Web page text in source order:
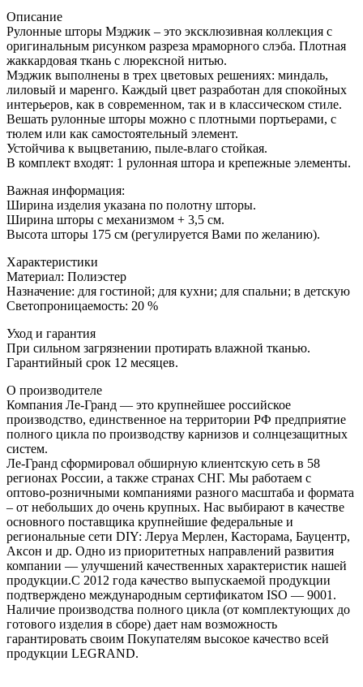
Описание
Рулонные шторы Мэджик – это эксклюзивная коллекция с
оригинальным рисунком разреза мраморного слэба. Плотная
жаккардовая ткань с люрексной нитью.
Мэджик выполнены в трех цветовых решениях: миндаль,
лиловый и маренго. Каждый цвет разработан для спокойных
интерьеров, как в современном, так и в классическом стиле.
Вешать рулонные шторы можно с плотными портьерами, с
тюлем или как самостоятельный элемент.
Устойчива к выцветанию, пыле-влаго стойкая.
В комплект входят: 1 рулонная штора и крепежные элементы.
Важная информация:
Ширина изделия указана по полотну шторы.
Ширина шторы с механизмом + 3,5 см.
Высота шторы 175 см (регулируется Вами по желанию).
Характеристики
Материал: Полиэстер
Назначение: для гостиной; для кухни; для спальни; в детскую
Светопроницаемость: 20 %
Уход и гарантия
При сильном загрязнении протирать влажной тканью.
Гарантийный срок 12 месяцев.
О производителе
Компания Ле-Гранд — это крупнейшее российское
производство, единственное на территории РФ предприятие
полного цикла по производству карнизов и солнцезащитных
систем.
Ле-Гранд сформировал обширную клиентскую сеть в 58
регионах России, а также странах СНГ. Мы работаем с
оптово-розничными компаниями разного масштаба и формата
– от небольших до очень крупных. Нас выбирают в качестве
основного поставщика крупнейшие федеральные и
региональные сети DIY: Леруа Мерлен, Касторама, Бауцентр,
Аксон и др. Одно из приоритетных направлений развития
компании — улучшений качественных характеристик нашей
продукции.С 2012 года качество выпускаемой продукции
подтверждено международным сертификатом ISO — 9001.
Наличие производства полного цикла (от комплектующих до
готового изделия в сборе) дает нам возможность
гарантировать своим Покупателям высокое качество всей
продукции LEGRAND.